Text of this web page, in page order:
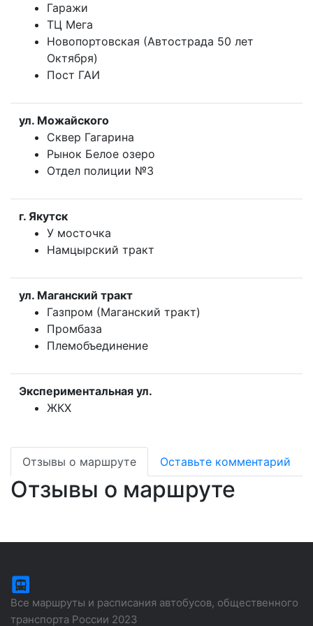
Гаражи
ТЦ Мега
Новопортовская (Автострада 50 лет
Октября)
Пост ГАИ
ул. Можайского
Сквер Гагарина
Рынок Белое озеро
Отдел полиции №3
г. Якутск
У мосточка
Намцырский тракт
ул. Маганский тракт
Газпром (Маганский тракт)
Промбаза
Племобъединение
Экспериментальная ул.
ЖКХ
Отзывы о маршруте Оставьте комментарий
Отзывы о маршруте
Все маршруты и расписания автобусов, общественного
транспорта России 2023